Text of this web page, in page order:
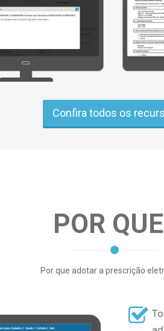
Confira todos os
POR
Por que adotar a prescrição